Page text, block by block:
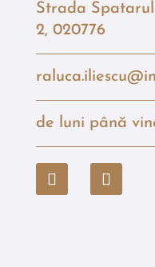
Strada
2, 020776
de luni până